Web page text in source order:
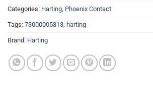
Categories: Harting Phoenix Contact
Tags: 73000005313 harting
Brand: Harting